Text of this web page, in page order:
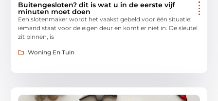
Buitengesloten? dit is wat u in de eerste vijf
minuten moet doen
Een slotenmaker wordt het vaakst gebeld voor één situatie:
iemand staat voor de eigen deur en komt er niet in. De sleutel
zit binnen, is
Woning En Tuin